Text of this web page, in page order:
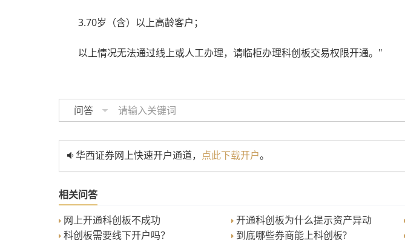
3.70岁（含）以上高龄客户；
以上情况无法通过线上或人工办理，请临柜办理科创板交易权限开通。"
问答
华西证券网上快速开户通道， 点此下载开户。
相关问答
网上开通科创板不成功
开通科创板为什么提示资产异动
科创板需要线下开户吗？
到底哪些券商能上科创板?